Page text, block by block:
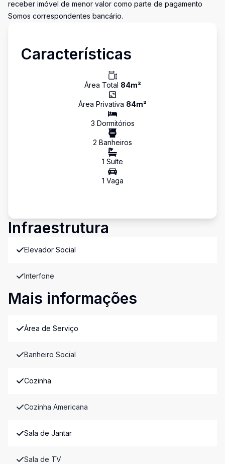
receber imóvel de menor valor como parte de pagamento
Somos correspondentes bancário.
Características
Área Total 84m²
Área Privativa 84m²
3 Dormitórios
2 Banheiros
1 Suíte
1 Vaga
Infraestrutura
Elevador Social
Interfone
Mais informações
Área de Serviço
Banheiro Social
Cozinha
Cozinha Americana
Sala de Jantar
Sala de TV